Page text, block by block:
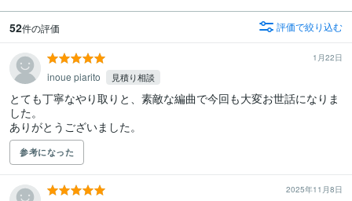
52件の評価 評価で絞り込む
1月22日
inoue piarito 見積り相談
とても丁寧なやり取りと、素敵な編曲で今回も大変お世話になりま
した。
ありがとうございました。
参考になった
2025年11月8日